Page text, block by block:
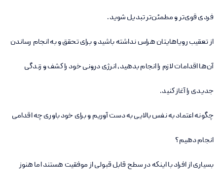
فردی قوی‌تر و مطمئن‌تر تبدیل شوید.
از تعقیب رویاهایتان هراس نداشته باشید و برای تحقق و به انجام رساندن
آن‌ها اقدامات لازم را انجام بدهید، انرژی درونی خود را کشف و زندگی
جدیدی را آغاز کنید.
چگونه اعتماد به نفس بالایی به دست آوریم و برای خود باوری چه اقدامی
انجام دهیم؟
بسیاری از افراد با اینکه در سطح قابل قبولی از موفقیت هستند اما هنوز